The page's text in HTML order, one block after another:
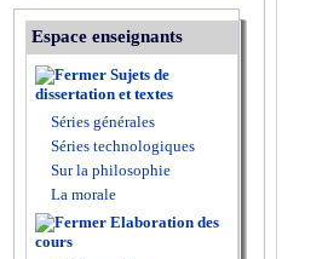
Espace enseignants
Sujets de
dissertation et textes
Séries générales
Séries technologiques
Sur la philosophie
La morale
Elaboration des
cours